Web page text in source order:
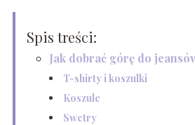
Spis treści:
Jak dobrać górę do
T-shirty i koszulki
Koszule
Swetry